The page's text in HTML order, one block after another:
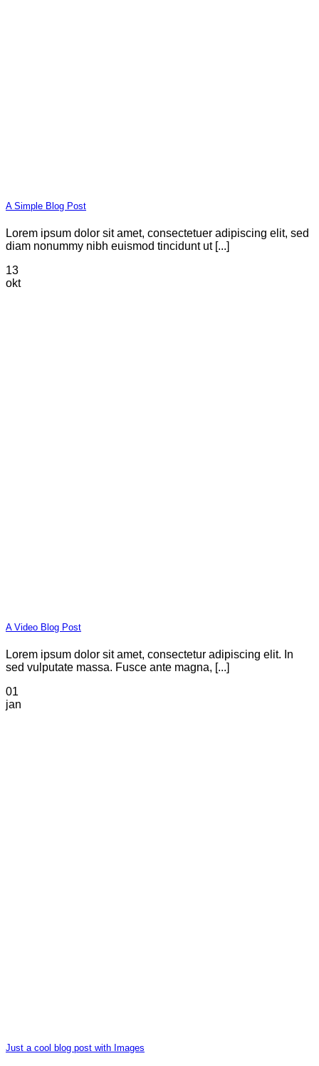
A Simple Blog Post
Lorem ipsum dolor sit amet, consectetuer adipiscing elit, sed
diam nonummy nibh euismod tincidunt ut [...]
13
okt
A Video Blog Post
Lorem ipsum dolor sit amet, consectetur adipiscing elit. In
sed vulputate massa. Fusce ante magna, [...]
01
jan
Just a cool blog post with Images